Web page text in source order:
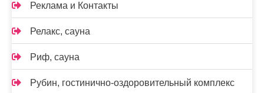
Реклама и Контакты
Релакс, сауна
Риф, сауна
Рубин, гостинично-оздоровительный комплекс